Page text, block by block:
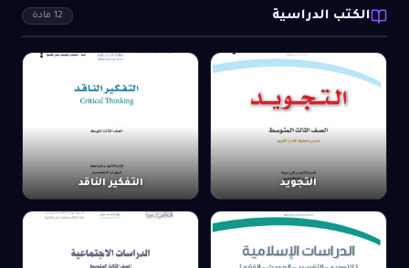
الكتب الدراسية 12 مادة
التجويد التفكير الناقد